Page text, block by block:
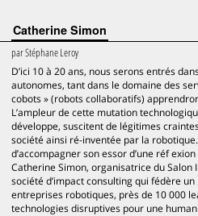
Catherine Simon
parStéphane Leroy
D’ici 10 à 20 ans, nous serons entrés
autonomes, tant dans le domaine des
cobots » (robots collaboratifs)
L’ampleur de cette mutation
développe, suscitent de légitimes
société ainsi ré-inventée par la
d’accompagner son essor d’une réf
Catherine Simon, organisatrice du Salon
société d’impact consulting qui fédère
entreprises robotiques, près de 10 000
technologies disruptives pour une